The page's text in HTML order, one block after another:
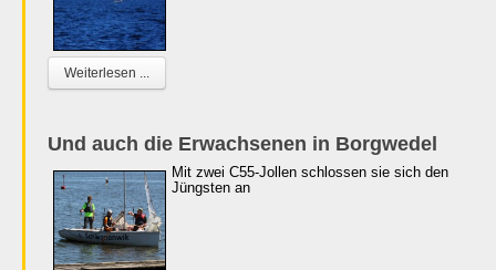
Weiterlesen ...
Und auch die Erwachsenen in Borgwedel
Mit zwei C55-Jollen schlossen sie sich den
Jüngsten an